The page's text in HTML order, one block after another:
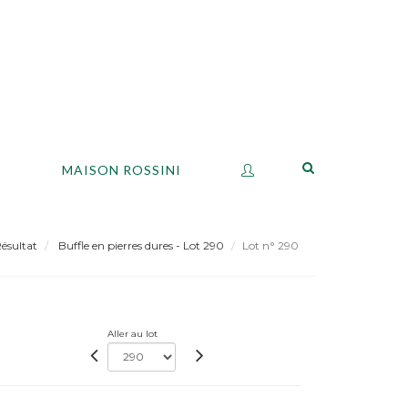
MAISON ROSSINI
Buffle en pierres dures - Lot 290 Lot n° 290
Aller au lot